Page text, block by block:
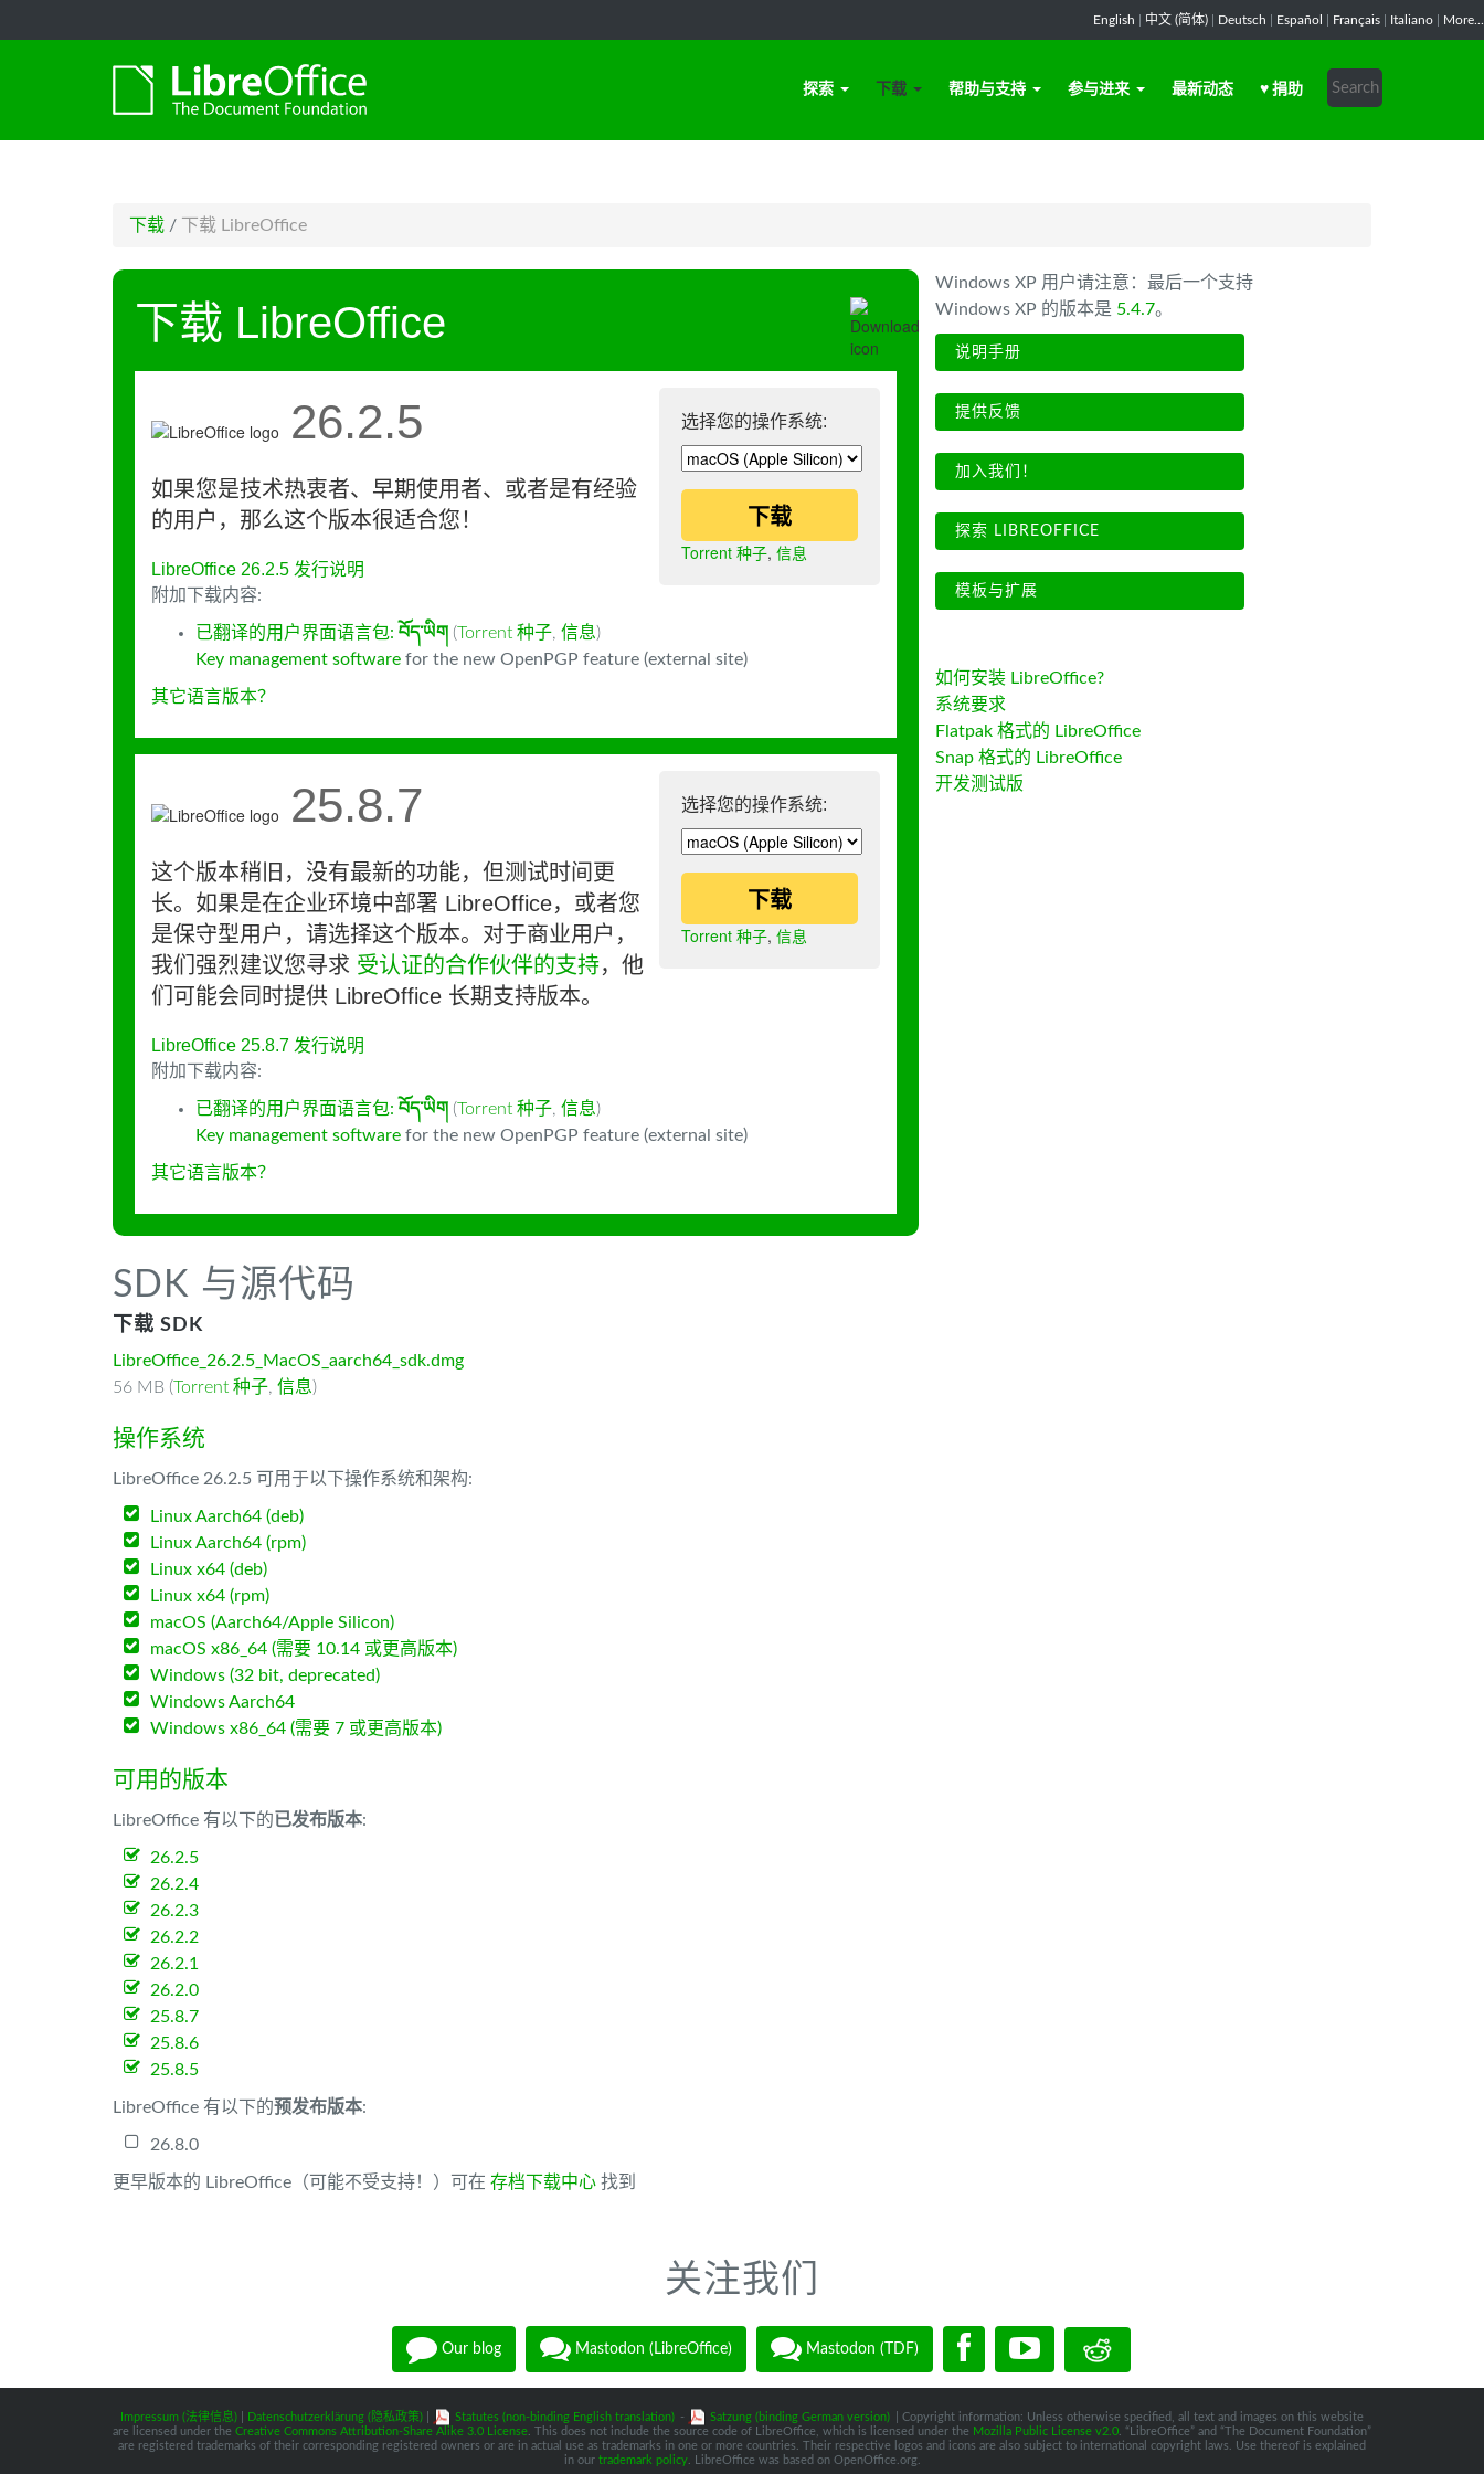
English 中文 (简体) Deutsch Español Français Italiano More...
探索 下载 帮助与支持 参与进来 最新动态 ♥ 捐助
下载 / 下载 LibreOffice
下载 LibreOffice
选择您的操作系统:
下载
Torrent 种子, 信息
26.2.5
如果您是技术热衷者、早期使用者、或者是有经验
的用户，那么这个版本很适合您！
LibreOffice 26.2.5 发行说明
附加下载内容:
已翻译的用户界面语言包: བོད་ཡིག (Torrent 种子, 信息)
Key management software for the new OpenPGP feature (external site)
其它语言版本？
选择您的操作系统:
下载
Torrent 种子, 信息
25.8.7
这个版本稍旧，没有最新的功能，但测试时间更
长。如果是在企业环境中部署 LibreOffice，或者您
是保守型用户，请选择这个版本。对于商业用户，
我们强烈建议您寻求 受认证的合作伙伴的支持，他
们可能会同时提供 LibreOffice 长期支持版本。
LibreOffice 25.8.7 发行说明
附加下载内容:
已翻译的用户界面语言包: བོད་ཡིག (Torrent 种子, 信息)
Key management software for the new OpenPGP feature (external site)
其它语言版本？
SDK 与源代码
下载 SDK
LibreOffice_26.2.5_MacOS_aarch64_sdk.dmg
56 MB (Torrent 种子, 信息)
操作系统
LibreOffice 26.2.5 可用于以下操作系统和架构:
Linux Aarch64 (deb)
Linux Aarch64 (rpm)
Linux x64 (deb)
Linux x64 (rpm)
macOS (Aarch64/Apple Silicon)
macOS x86_64 (需要 10.14 或更高版本)
Windows (32 bit, deprecated)
Windows Aarch64
Windows x86_64 (需要 7 或更高版本)
可用的版本
LibreOffice 有以下的已发布版本:
26.2.5
26.2.4
26.2.3
26.2.2
26.2.1
26.2.0
25.8.7
25.8.6
25.8.5
LibreOffice 有以下的预发布版本:
26.8.0
更早版本的 LibreOffice（可能不受支持！）可在 存档下载中心 找到
Windows XP 用户请注意：最后一个支持
Windows XP 的版本是 5.4.7。
说明手册
提供反馈
加入我们！
探索 LIBREOFFICE
模板与扩展
如何安装 LibreOffice?
系统要求
Flatpak 格式的 LibreOffice
Snap 格式的 LibreOffice
开发测试版
关注我们
Our blog Mastodon (LibreOffice) Mastodon (TDF)
Impressum (法律信息) Datenschutzerklärung (隐私政策) Statutes (non-binding English translation) - Satzung (binding German version)
| Copyright information: Unless otherwise specified, all text and images on this website
are licensed under the Creative Commons Attribution-Share Alike 3.0 License . This does not include the source code of LibreOffice, which is licensed under the Mozilla Public License v2.0 . “LibreOffice” and “The Document Foundation”
are registered trademarks of their corresponding registered owners or are in actual use as trademarks in one or more countries. Their respective logos and icons are also subject to international copyright laws. Use thereof is explained
in our trademark policy. LibreOffice was based on OpenOffice.org.